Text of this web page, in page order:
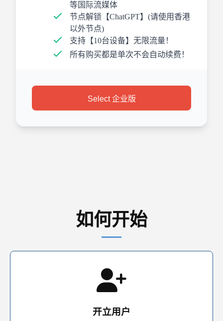
等国际流媒体
节点解锁【ChatGPT】(请使用香港
以外节点)
支持【10台设备】无限流量！
所有购买都是单次不会自动续费！
Select 企业版
如何开始
开立用户